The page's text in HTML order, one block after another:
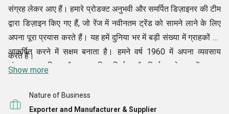
संग्रह लेकर आए हैं। हमारे प्रोडक्ट अनुभवी और समर्पित डिज़ाइनर की टीम
द्वारा डिज़ाइन किए गए हैं, जो रेंज में नवीनतम ट्रेंड को सामने लाने के लिए
अपना पूरा प्रयास करते हैं। यह हमें दुनिया भर में बड़ी संख्या में ग्राहकों को
आकर्षित करने में सक्षम बनाता है। हमने वर्ष 1960 में अपना व्यवसाय
संचालन शुरू किया और एक प्रसिद्ध निर्माता और निर्यातक के रूप में व्यापक
वेलवेट फैब्रिक, ऐक्रेलिक ब्लैंकेट आदि जैसे उत्पादों की व्यापक रेंज पेश
करते हैं।
Show more
Nature of Business
Exporter and Manufacturer & Supplier